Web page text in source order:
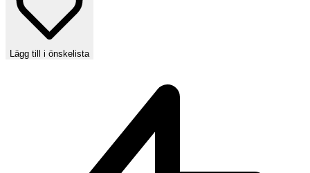
Lägg till i önskelista